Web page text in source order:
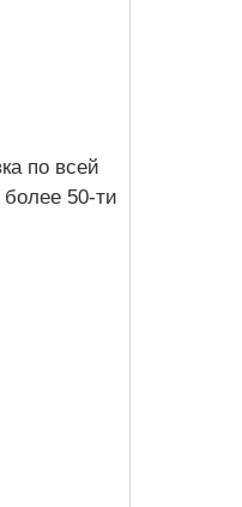
по всей
50-ти